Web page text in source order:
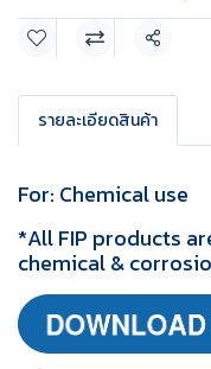
แชร์
รายละเอียดสินค้า
For: Chemical use
*All FIP products
chemical &